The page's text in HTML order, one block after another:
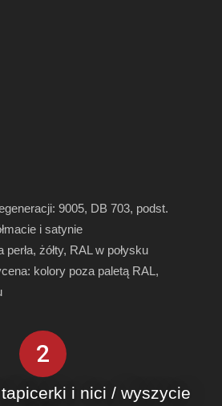
9005, DB 703, podst.
i satynie
perła, żółty, RAL w połysku
kolory poza paletą RAL,
2
i nici / wyszycie